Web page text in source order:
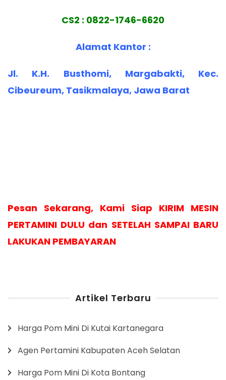
CS2 : 0822-1746-6620
Alamat Kantor :
Jl. K.H. Busthomi, Margabakti, Kec.
Cibeureum, Tasikmalaya, Jawa Barat
Pesan Sekarang, Kami Siap KIRIM MESIN
PERTAMINI DULU dan SETELAH SAMPAI BARU
LAKUKAN PEMBAYARAN
Artikel Terbaru
Harga Pom Mini Di Kutai Kartanegara
Agen Pertamini Kabupaten Aceh Selatan
Harga Pom Mini Di Kota Bontang